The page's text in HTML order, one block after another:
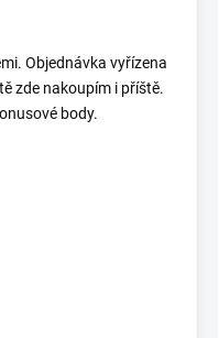
Objednávka vyřízena
zde nakoupím i příště.
body.